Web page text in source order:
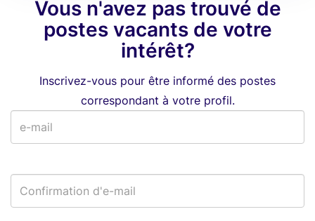
Vous n'avez pas trouvé de
postes vacants de votre
intérêt?
Inscrivez-vous pour être informé des postes
correspondant à votre profil.